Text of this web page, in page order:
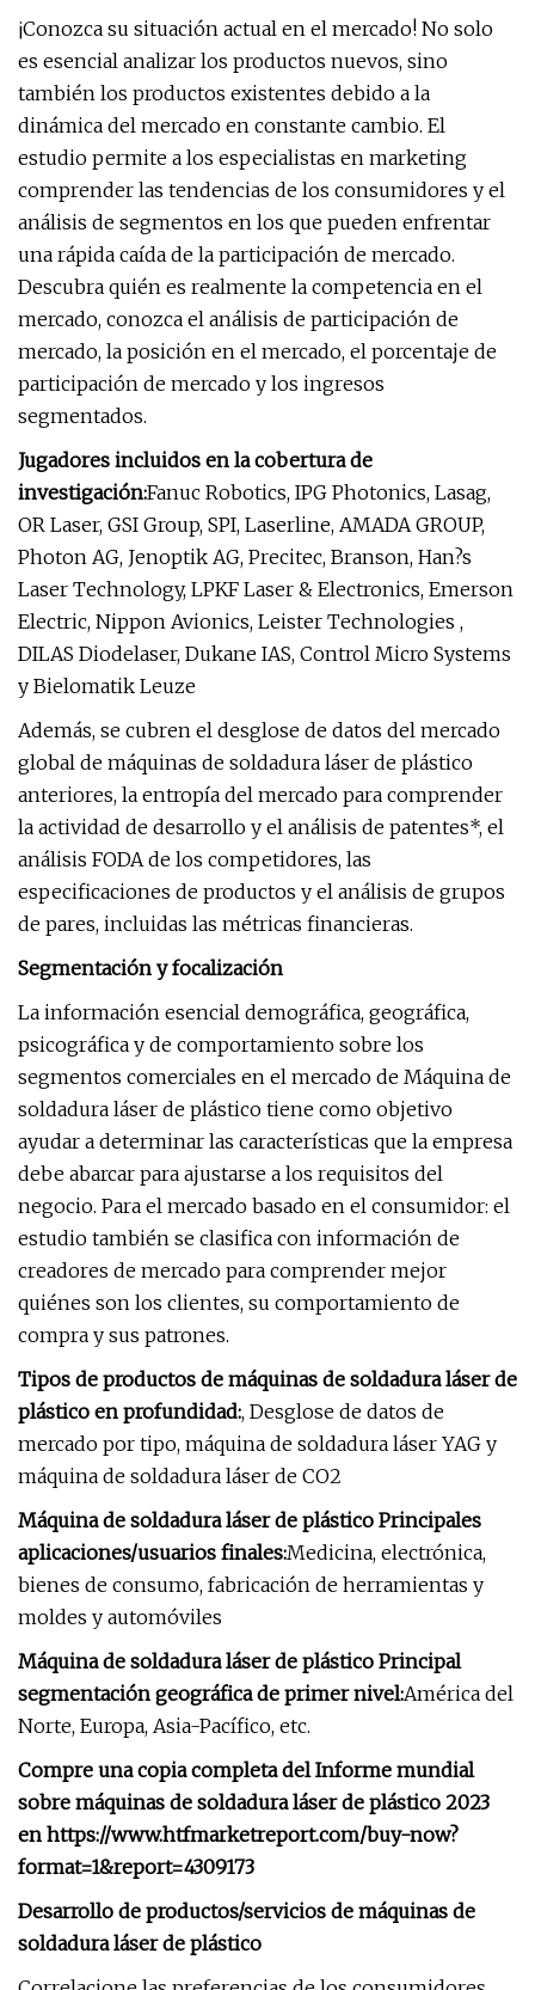
¡Conozca su situación actual en el mercado! No solo
es esencial analizar los productos nuevos, sino
también los productos existentes debido a la
dinámica del mercado en constante cambio. El
estudio permite a los especialistas en marketing
comprender las tendencias de los consumidores y el
análisis de segmentos en los que pueden enfrentar
una rápida caída de la participación de mercado.
Descubra quién es realmente la competencia en el
mercado, conozca el análisis de participación de
mercado, la posición en el mercado, el porcentaje de
participación de mercado y los ingresos
segmentados.
Jugadores incluidos en la cobertura de
investigación:Fanuc Robotics, IPG Photonics, Lasag,
OR Laser, GSI Group, SPI, Laserline, AMADA GROUP,
Photon AG, Jenoptik AG, Precitec, Branson, Han?s
Laser Technology, LPKF Laser & Electronics, Emerson
Electric, Nippon Avionics, Leister Technologies ,
DILAS Diodelaser, Dukane IAS, Control Micro Systems
y Bielomatik Leuze
Además, se cubren el desglose de datos del mercado
global de máquinas de soldadura láser de plástico
anteriores, la entropía del mercado para comprender
la actividad de desarrollo y el análisis de patentes*, el
análisis FODA de los competidores, las
especificaciones de productos y el análisis de grupos
de pares, incluidas las métricas financieras.
Segmentación y focalización
La información esencial demográfica, geográfica,
psicográfica y de comportamiento sobre los
segmentos comerciales en el mercado de Máquina de
soldadura láser de plástico tiene como objetivo
ayudar a determinar las características que la empresa
debe abarcar para ajustarse a los requisitos del
negocio. Para el mercado basado en el consumidor: el
estudio también se clasifica con información de
creadores de mercado para comprender mejor
quiénes son los clientes, su comportamiento de
compra y sus patrones.
Tipos de productos de máquinas de soldadura láser de
plástico en profundidad:, Desglose de datos de
mercado por tipo, máquina de soldadura láser YAG y
máquina de soldadura láser de CO2
Máquina de soldadura láser de plástico Principales
aplicaciones/usuarios finales:Medicina, electrónica,
bienes de consumo, fabricación de herramientas y
moldes y automóviles
Máquina de soldadura láser de plástico Principal
segmentación geográfica de primer nivel:América del
Norte, Europa, Asia-Pacífico, etc.
Compre una copia completa del Informe mundial
sobre máquinas de soldadura láser de plástico 2023
en https://www.htfmarketreport.com/buy-now?
format=1&report=4309173
Desarrollo de productos/servicios de máquinas de
soldadura láser de plástico